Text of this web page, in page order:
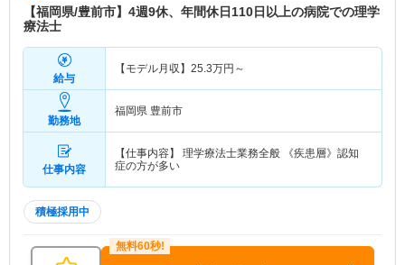
【福岡県/豊前市】4週9休、年間休日110日以上の病院での理学
療法士
給与
【モデル月収】 25.3万円～
勤務地
福岡県 豊前市
仕事内容
【仕事内容】 理学療法士業務全般 《疾患層》認知
症の方が多い
積極採用中